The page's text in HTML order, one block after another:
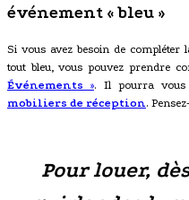
événement « bleu »
Si vous avez besoin de compléter
tout bleu, vous pouvez prendre
Événements ». Il pourra vous
mobiliers de réception.
Pour louer,